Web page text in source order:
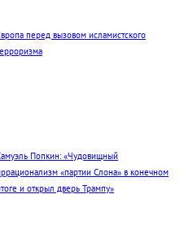
перед вызовом исламистского
Попкин: «Чудовищный
«партии Слона» в конечном
и открыл дверь Трампу»